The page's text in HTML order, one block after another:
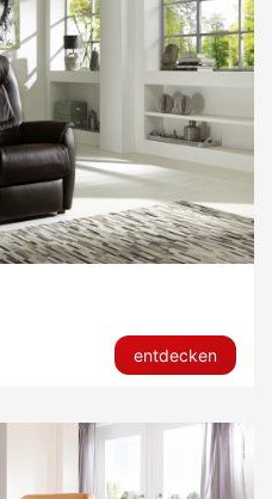
entdecken